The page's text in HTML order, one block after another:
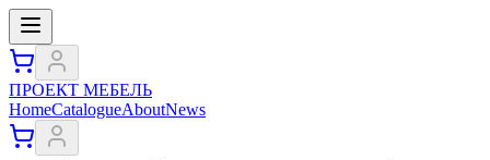
ПРОЕКТ МЕБЕЛЬ
HomeCatalogueAboutNews